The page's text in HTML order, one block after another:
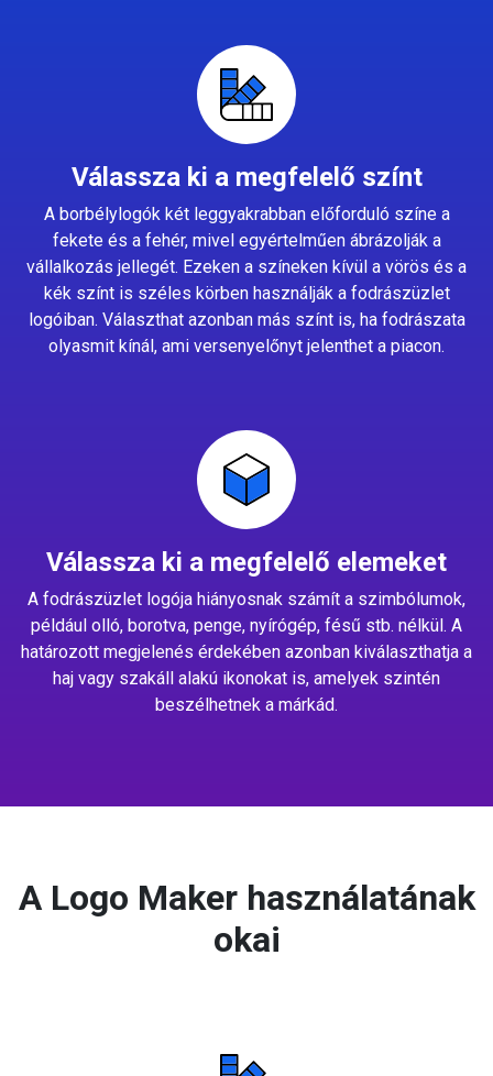
Válassza ki a megfelelő színt
A borbélylogók két leggyakrabban előforduló színe a
fekete és a fehér, mivel egyértelműen ábrázolják a
vállalkozás jellegét. Ezeken a színeken kívül a vörös és a
kék színt is széles körben használják a fodrászüzlet
logóiban. Választhat azonban más színt is, ha fodrászata
olyasmit kínál, ami versenyelőnyt jelenthet a piacon.
Válassza ki a megfelelő elemeket
A fodrászüzlet logója hiányosnak számít a szimbólumok,
például olló, borotva, penge, nyírógép, fésű stb. nélkül. A
határozott megjelenés érdekében azonban kiválaszthatja a
haj vagy szakáll alakú ikonokat is, amelyek szintén
beszélhetnek a márkád.
A Logo Maker használatának
okai